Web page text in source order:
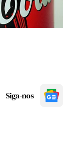
Siga-nos